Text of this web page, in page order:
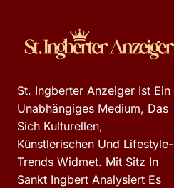
St. Ingberter Anzeiger Ist Ein
Unabhängiges Medium, Das
Sich Kulturellen,
Künstlerischen Und Lifestyle-
Trends Widmet. Mit Sitz In
Sankt Ingbert Analysiert Es